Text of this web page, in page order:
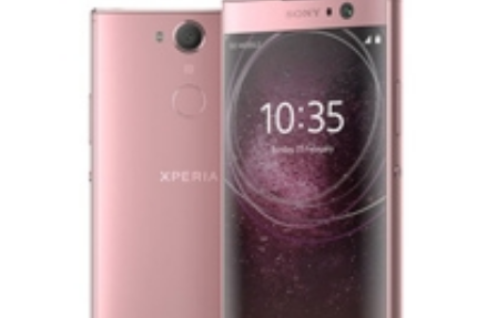
ราคามือถือ
HOW TO มือถือ